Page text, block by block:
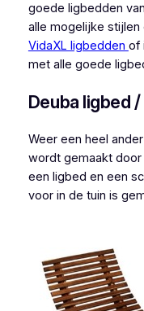
goede ligbedden
alle mogelijke stijlen
VidaXL ligbedden of
met alle goede
Deuba ligbed
Weer een heel
wordt gemaakt door
een ligbed en een
voor in de tuin is